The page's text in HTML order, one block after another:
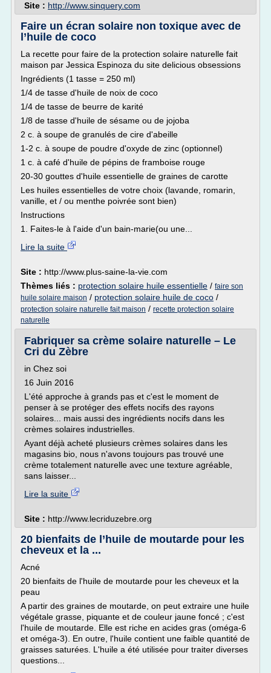
Site : http://www.sinquery.com
Faire un écran solaire non toxique avec de
l’huile de coco
La recette pour faire de la protection solaire naturelle fait
maison par Jessica Espinoza du site delicious obsessions
Ingrédients (1 tasse = 250 ml)
1/4 de tasse d'huile de noix de coco
1/4 de tasse de beurre de karité
1/8 de tasse d'huile de sésame ou de jojoba
2 c. à soupe de granulés de cire d'abeille
1-2 c. à soupe de poudre d'oxyde de zinc (optionnel)
1 c. à café d'huile de pépins de framboise rouge
20-30 gouttes d'huile essentielle de graines de carotte
Les huiles essentielles de votre choix (lavande, romarin,
vanille, et / ou menthe poivrée sont bien)
Instructions
1. Faites-le à l'aide d'un bain-marie(ou une...
Lire la suite
Site : http://www.plus-saine-la-vie.com
Thèmes liés : protection solaire huile essentielle / faire son
huile solaire maison / protection solaire huile de coco /
protection solaire naturelle fait maison / recette protection solaire
naturelle
Fabriquer sa crème solaire naturelle – Le
Cri du Zèbre
in Chez soi
16 Juin 2016
L'été approche à grands pas et c'est le moment de
penser à se protéger des effets nocifs des rayons
solaires... mais aussi des ingrédients nocifs dans les
crèmes solaires industrielles.
Ayant déjà acheté plusieurs crèmes solaires dans les
magasins bio, nous n'avons toujours pas trouvé une
crème totalement naturelle avec une texture agréable,
sans laisser...
Lire la suite
Site : http://www.lecriduzebre.org
20 bienfaits de l’huile de moutarde pour les
cheveux et la ...
Acné
20 bienfaits de l'huile de moutarde pour les cheveux et la
peau
A partir des graines de moutarde, on peut extraire une huile
végétale grasse, piquante et de couleur jaune foncé ; c'est
l'huile de moutarde. Elle est riche en acides gras (oméga-6
et oméga-3). En outre, l'huile contient une faible quantité de
graisses saturées. L'huile a été utilisée pour traiter diverses
questions...